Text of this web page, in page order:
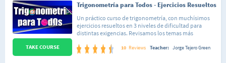
Trigonometría para Todos - Ejercicios Resueltos
Un práctico curso de trigonometría, con muchísimos
ejercicios resueltos en 3 niveles de dificultad para
distintas exigencias. Revisamos los temas más
escuela, y sobretodo ayudarán a obtener una buena
nota en tu examen. Resolveremos juntos varios
10 Reviews Teacher: Jorge Tejero Green
TAKE COURSE